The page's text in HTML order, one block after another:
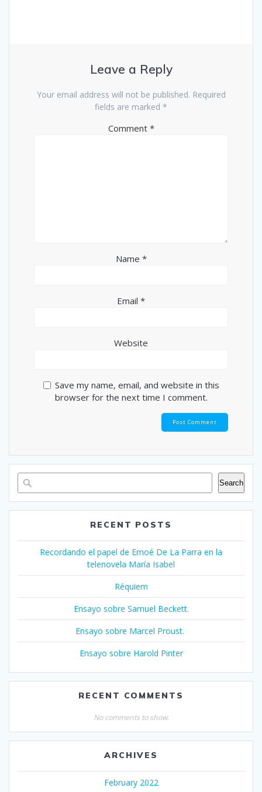
Leave a Reply
Your email address will not be published. Required
fields are marked *
Comment *
Name *
Email *
Website
Save my name, email, and website in this
browser for the next time I comment.
Search
RECENT POSTS
Recordando el papel de Emoé De La Parra en la
telenovela María Isabel
Réquiem
Ensayo sobre Samuel Beckett.
Ensayo sobre Marcel Proust.
Ensayo sobre Harold Pinter
RECENT COMMENTS
No comments to show.
ARCHIVES
February 2022